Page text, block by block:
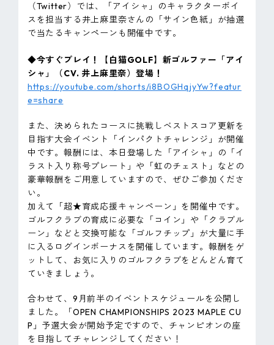
（Twitter）では、「アイシャ」のキャラクターボイ
スを担当する井上麻里奈さんの「サイン色紙」が抽選
で当たるキャンペーンも開催中です。
◆今すぐプレイ！【白猫GOLF】新ゴルファー「アイ
シャ」（CV. 井上麻里奈）登場！
https://youtube.com/shorts/i8BOGHqjyYw?featur
e=share
また、決められたコースに挑戦しベストスコア更新を
目指す大会イベント「インパクトチャレンジ」が開催
中です。報酬には、本日登場した「アイシャ」の「イ
ラスト入り称号プレート」や「虹のチェスト」などの
豪華報酬をご用意していますので、ぜひご参加くださ
い。
加えて「超★育成応援キャンペーン」を開催中です。
ゴルフクラブの育成に必要な「コイン」や「クラブル
ーン」などと交換可能な「ゴルフチップ」が大量に手
に入るログインボーナスを開催しています。報酬をゲ
ットして、お気に入りのゴルフクラブをどんどん育て
ていきましょう。
合わせて、9月前半のイベントスケジュールを公開し
ました。「OPEN CHAMPIONSHIPS 2023 MAPLE CU
P」予選大会が開始予定ですので、チャンピオンの座
を目指してチャレンジしてください！